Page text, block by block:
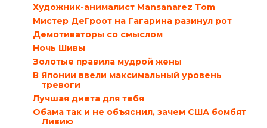
Художник-анималист Mansanarez Tom
Мистер ДеГроот на Гагарина разинул рот
Демотиваторы со смыслом
Ночь Шивы
Золотые правила мудрой жены
В Японии ввели максимальный уровень
тревоги
Лучшая диета для тебя
Обама так и не объяснил, зачем США бомбят
Ливию